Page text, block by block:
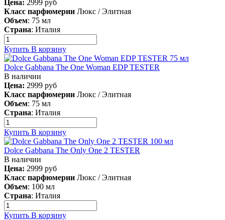
Цена: 2999 руб
Класс парфюмерии Люкс / Элитная
Объем: 75 мл
Страна: Италия
Купить В корзину
Dolce Gabbana The One Woman EDP TESTER
В наличии
Цена: 2999 руб
Класс парфюмерии Люкс / Элитная
Объем: 75 мл
Страна: Италия
Купить В корзину
Dolce Gabbana The Only One 2 TESTER
В наличии
Цена: 2999 руб
Класс парфюмерии Люкс / Элитная
Объем: 100 мл
Страна: Италия
Купить В корзину